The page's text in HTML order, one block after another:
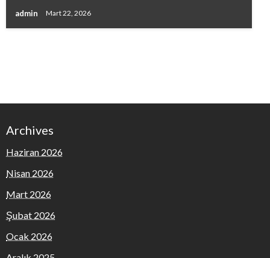
admin Mart 22, 2026
Archives
Haziran 2026
Nisan 2026
Mart 2026
Şubat 2026
Ocak 2026